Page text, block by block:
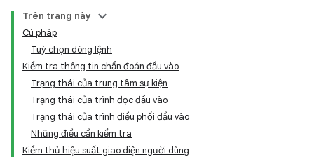
Trên trang này
Cú pháp
Tuỳ chọn dòng lệnh
Kiểm tra thông tin chẩn đoán đầu vào
Trạng thái của trung tâm sự kiện
Trạng thái của trình đọc đầu vào
Trạng thái của trình điều phối đầu vào
Những điều cần kiểm tra
Kiểm thử hiệu suất giao diện người dùng